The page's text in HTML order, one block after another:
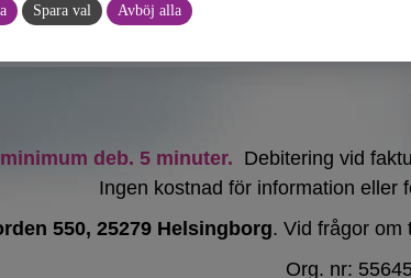
Spara val Avböj alla
deb. 5 minuter. Debitering vid
Ingen kostnad för information eller
550, 25279 Helsingborg. Vid frågor om
Org. nr: